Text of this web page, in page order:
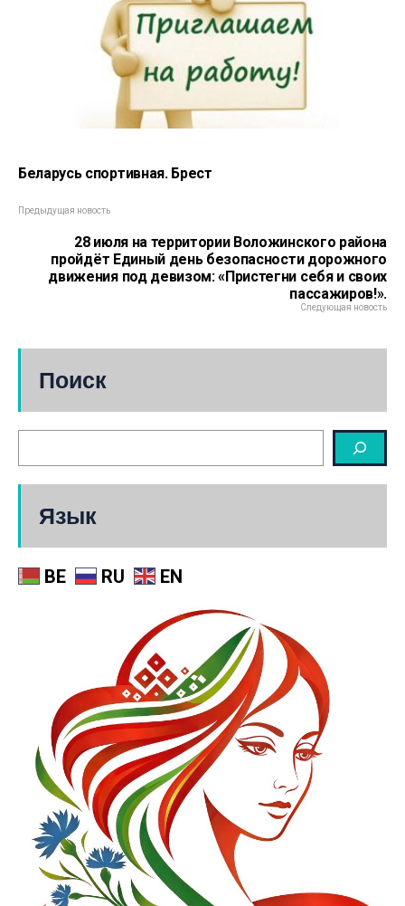
Беларусь спортивная. Брест
Предыдущая новость
28 июля на территории Воложинского района
пройдёт Единый день безопасности дорожного
движения под девизом: «Пристегни себя и своих
пассажиров!».
Следующая новость
Поиск
Язык
BE RU EN